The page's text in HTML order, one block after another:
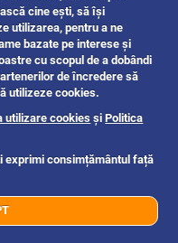
Trimite mesaj
Anunțurilor...
cine ești, să își
utilizarea, pentru a ne
bazate pe interese și
cu scopul de a dobândi
de încredere să
utilizeze cookies.
utilizare cookies șiPolitica
exprimi consimțământul față